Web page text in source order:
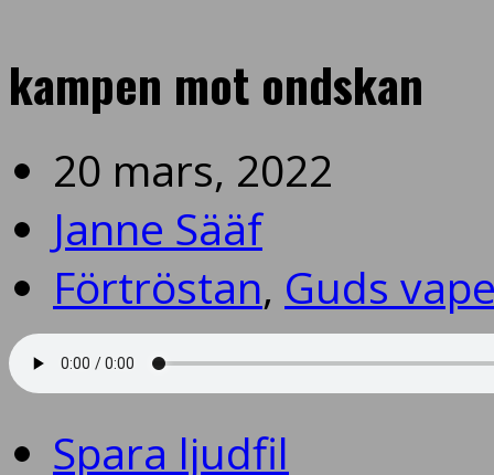
kampen mot ondskan
20 mars, 2022
Janne Sääf
Förtröstan, Guds
Spara ljudfil